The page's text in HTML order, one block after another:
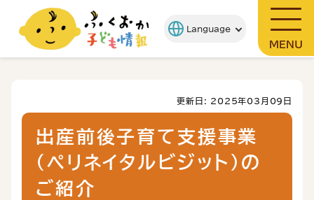
MENU
更新日: 2025年03月09日
出産前後子育て支援事業
（ペリネイタルビジット）の
ご紹介